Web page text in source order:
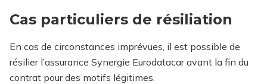
Cas particuliers de résiliation
En cas de circonstances imprévues, il est possible de
résilier l’assurance Synergie Eurodatacar avant la fin du
contrat pour des motifs légitimes.